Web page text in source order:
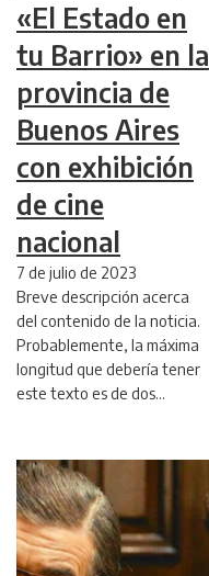
«El Estado en
tu Barrio» en la
provincia de
Buenos Aires
con exhibición
de cine
nacional
7 de julio de 2023
Breve descripción acerca
del contenido de la noticia.
Probablemente, la máxima
longitud que debería tener
este texto es de dos…